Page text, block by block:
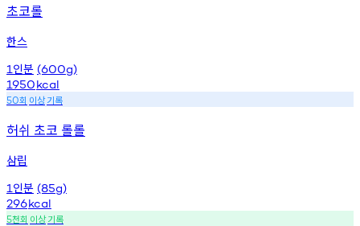
초코롤
한스
1 인분 (600g)
1950kcal
50회 이상기록
허쉬 초코 롤롤
삼립
1 인분 (85g)
296kcal
5천회 이상기록